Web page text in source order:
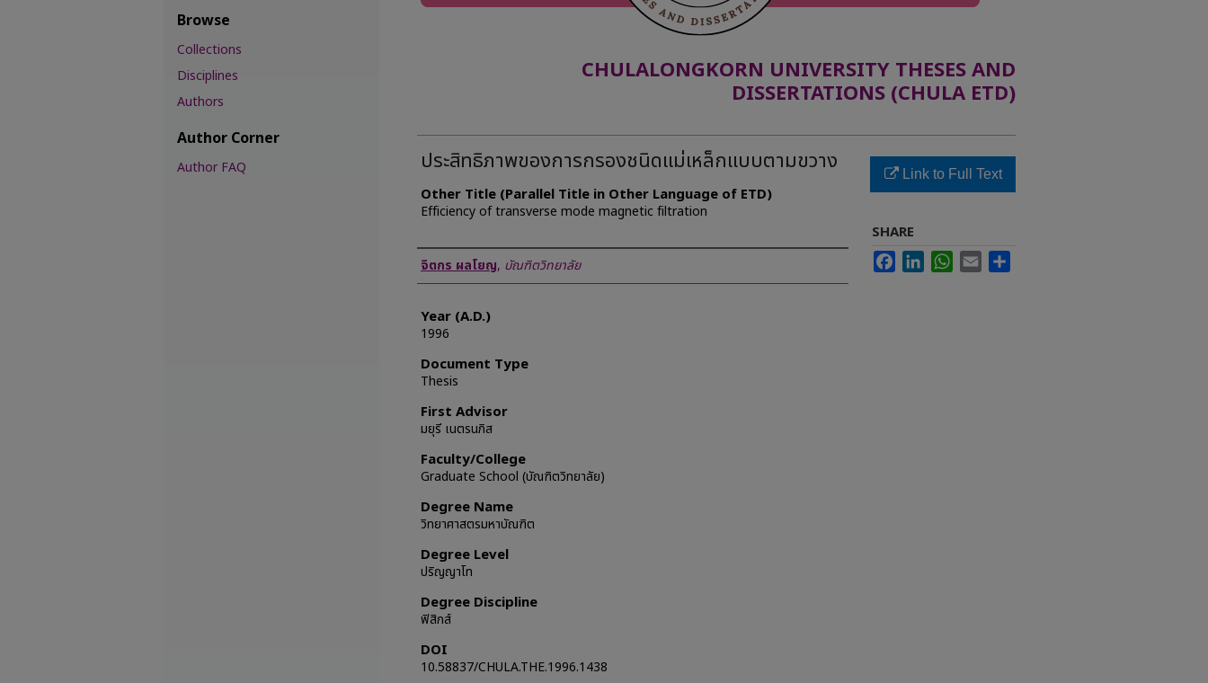
CHULALONGKORN UNIVERSITY THESES AND
DISSERTATIONS (CHULA ETD)
ประสิทธิภาพของการกรองชนิดแม่เหล็กแบบตามขวาง
Other Title (Parallel Title in Other Language of ETD)
Efficiency of transverse mode magnetic filtration
Author
จิตกร ผลโยญ, บัณฑิตวิทยาลัย
Year (A.D.)
1996
Document Type
Thesis
First Advisor
มยุรี เนตรนภิส
Faculty/College
Graduate School (บัณฑิตวิทยาลัย)
Degree Name
วิทยาศาสตรมหาบัณฑิต
Degree Level
ปริญญาโท
Degree Discipline
ฟิสิกส์
DOI
10.58837/CHULA.THE.1996.1438
Link to Full Text
SHARE
FacebookLinkedInWhatsApp
Email
Browse
Collections
Disciplines
Authors
Author Corner
Author FAQ